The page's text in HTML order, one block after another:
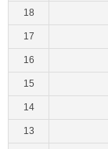
18
17
16
15
14
13